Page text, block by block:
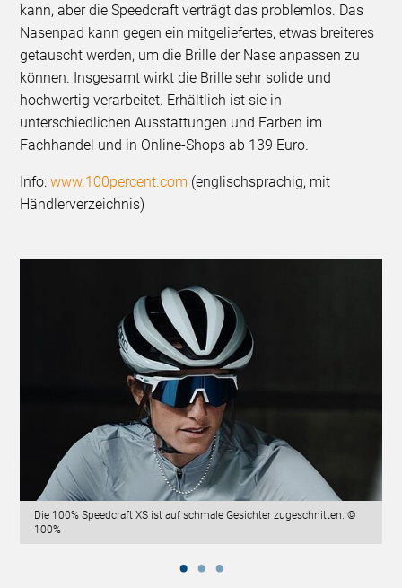
kann, aber die Speedcraft verträgt das problemlos. Das
Nasenpad kann gegen ein mitgeliefertes, etwas breiteres
getauscht werden, um die Brille der Nase anpassen zu
können. Insgesamt wirkt die Brille sehr solide und
hochwertig verarbeitet. Erhältlich ist sie in
unterschiedlichen Ausstattungen und Farben im
Fachhandel und in Online-Shops ab 139 Euro.
Info:www.100percent.com (englischsprachig, mit
Händlerverzeichnis)
Die 100% Speedcraft XS ist auf schmale Gesichter zugeschnitten. ©
100%